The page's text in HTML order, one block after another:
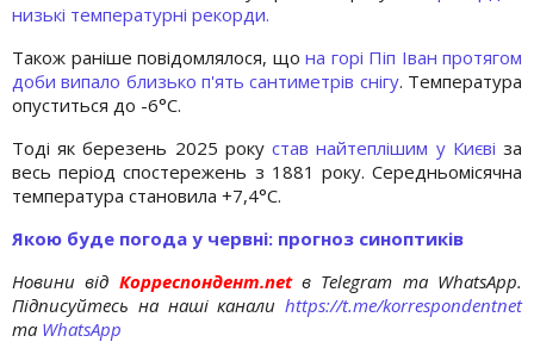
низькі температурні рекорди.
Також раніше повідомлялося, що на горі Піп Іван протягом
доби випало близько п'ять сантиметрів снігу. Температура
опуститься до -6°С.
Тоді як березень 2025 рокустав найтеплішим у Києві за
весь період спостережень з 1881 року. Середньомісячна
температура становила +7,4°C.
Якою буде погода у червні: прогноз синоптиків
Новини від Корреспондент.netв Telegram та WhatsApp.
Підписуйтесь на наші канали https://t.me/korrespondentnet
та WhatsApp